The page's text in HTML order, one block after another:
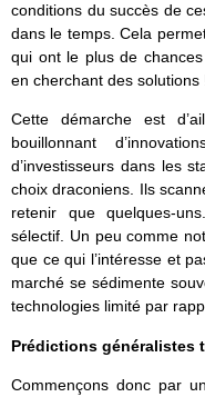
conditions du succès de
dans le temps. Cela
qui ont le plus de
en cherchant des solutions
Cette démarche est
bouillonnant
d’investisseurs dans les
choix draconiens. Ils
retenir que quelques-
sélectif. Un peu comme
que ce qui l’intéresse et
marché se sédimente
technologies limité par
Prédictions généralistes
Commençons donc par